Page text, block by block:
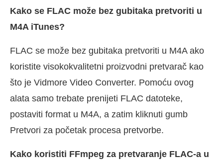
Kako se FLAC može bez gubitaka pretvoriti u
M4A iTunes?
FLAC se može bez gubitaka pretvoriti u M4A ako
koristite visokokvalitetni proizvodni pretvarač kao
što je Vidmore Video Converter. Pomoću ovog
alata samo trebate prenijeti FLAC datoteke,
postaviti format u M4A, a zatim kliknuti gumb
Pretvori za početak procesa pretvorbe.
Kako koristiti FFmpeg za pretvaranje FLAC-a u